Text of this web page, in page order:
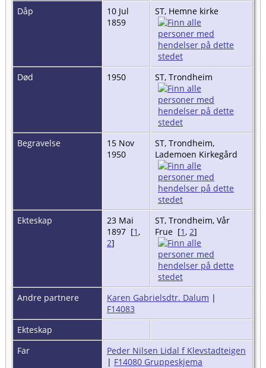
Dåp
10 Jul
1859
ST, Hemne kirke
Død 1950 ST, Trondheim
Begravelse
15 Nov
1950
ST, Trondheim,
Lademoen Kirkegård
Ekteskap
23 Mai
1897 [1,
2]
ST, Trondheim, Vår
Frue [1, 2]
Andre partnere Karen Gabrielsdtr. Dalum |
F14083
Ekteskap
Far
Peder Nilsen Lidal f Klevstadteigen
| F14080 Gruppeskjema